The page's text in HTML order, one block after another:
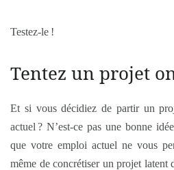
Testez-le !
Tentez un projet
Et si vous décidiez de partir un
actuel ? N’est-ce pas une bonne
que votre emploi actuel ne vous
même de concrétiser un projet latent